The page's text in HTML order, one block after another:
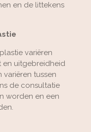
en de littekens
variëren
en uitgebreidheid
tussen
de consultatie
worden en een